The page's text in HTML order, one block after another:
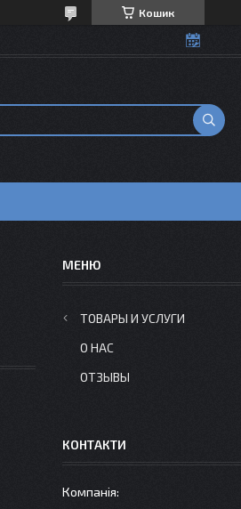
Кошик
ТОВАРЫ И УСЛУГИ
О НАС
ОТЗЫВЫ
КОНТАКТИ